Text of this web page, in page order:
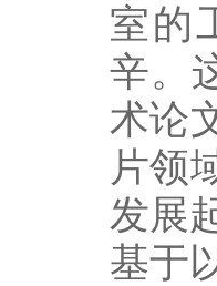
室的
辛。
术论
片领
发展
基于